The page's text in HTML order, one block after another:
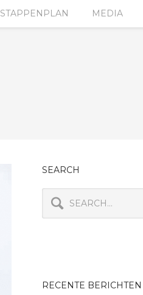
STAPPENPLAN MEDIA
SEARCH
RECENTE BERICHTEN